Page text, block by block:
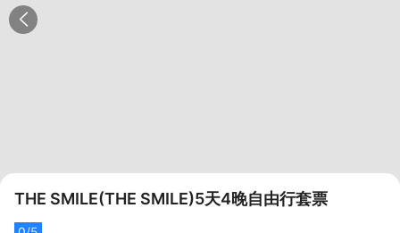
THE SMILE(THE SMILE)5天4晚自由行套票